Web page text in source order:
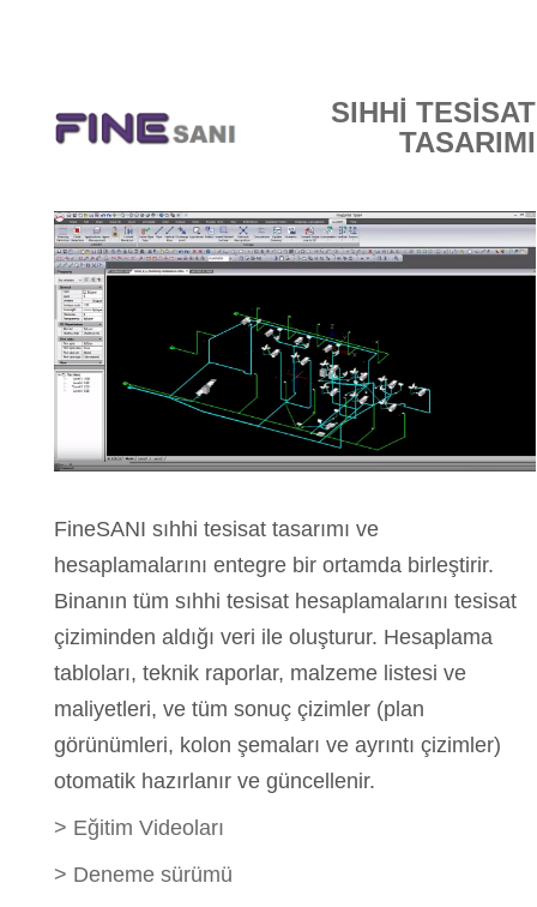
SIHHİ TESİSAT
TASARIMI
FineSANI sıhhi tesisat tasarımı ve
hesaplamalarını entegre bir ortamda birleştirir.
Binanın tüm sıhhi tesisat hesaplamalarını tesisat
çiziminden aldığı veri ile oluşturur. Hesaplama
tabloları, teknik raporlar, malzeme listesi ve
maliyetleri, ve tüm sonuç çizimler (plan
görünümleri, kolon şemaları ve ayrıntı çizimler)
otomatik hazırlanır ve güncellenir.
> Eğitim Videoları
> Deneme sürümü